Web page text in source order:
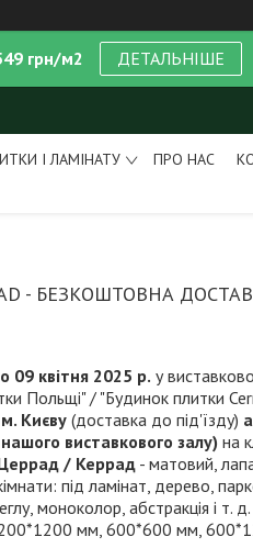
грн/м2 ДЕТАЛЬНІШЕ
І ЛАМІНАТУ ПРО НАС
- БЕЗКОШТОВНА
09 квітня 2025 р. у
Польщі" / "Будинок плитки
Києву(доставка до під'їзду)
нашого виставкового залу) на
/ Керрад - матовий,
під ламінат, дерево,
моноколор, абстракція і
мм, 600*600 мм,